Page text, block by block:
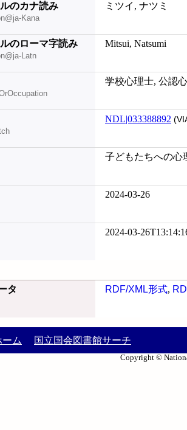
のカナ読み
Kana
ミツイ, ナツミ
のローマ字読み
Latn
Mitsui, Natsumi
学校心理士, 公認
NDL|033388892
子どもたちへの心
2024-03-26
2024-03-
タ RDF/XML形式,
ム 国立国会図書館サーチ
Copyright ©